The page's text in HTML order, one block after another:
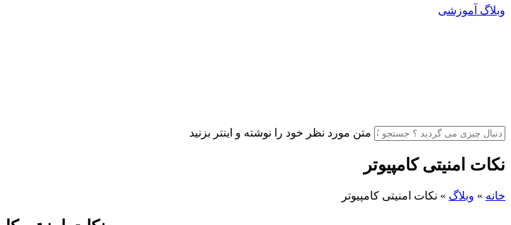
وبلاگ آموزشی
متن مورد نظر خود را نوشته و اینتر بزنید
نکات امنیتی کامپیوتر
خانه » وبلاگ » نکات امنیتی کامپیوتر